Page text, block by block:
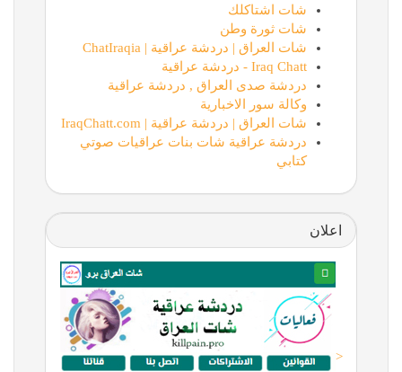
شات اشتاكلك
شات ثورة وطن
شات العراق | دردشة عراقية | ChatIraqia
Iraq Chatt - دردشة عراقية
دردشة صدى العراق , دردشة عراقية
وكالة سور الاخبارية
شات العراق | دردشة عراقية | IraqChatt.com
دردشة عراقية شات بنات عراقيات صوتي
كتابي
اعلان
<